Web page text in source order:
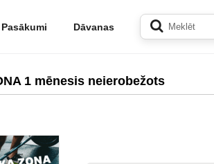
Pasākumi Dāvanas
1 mēnesis neierobežots